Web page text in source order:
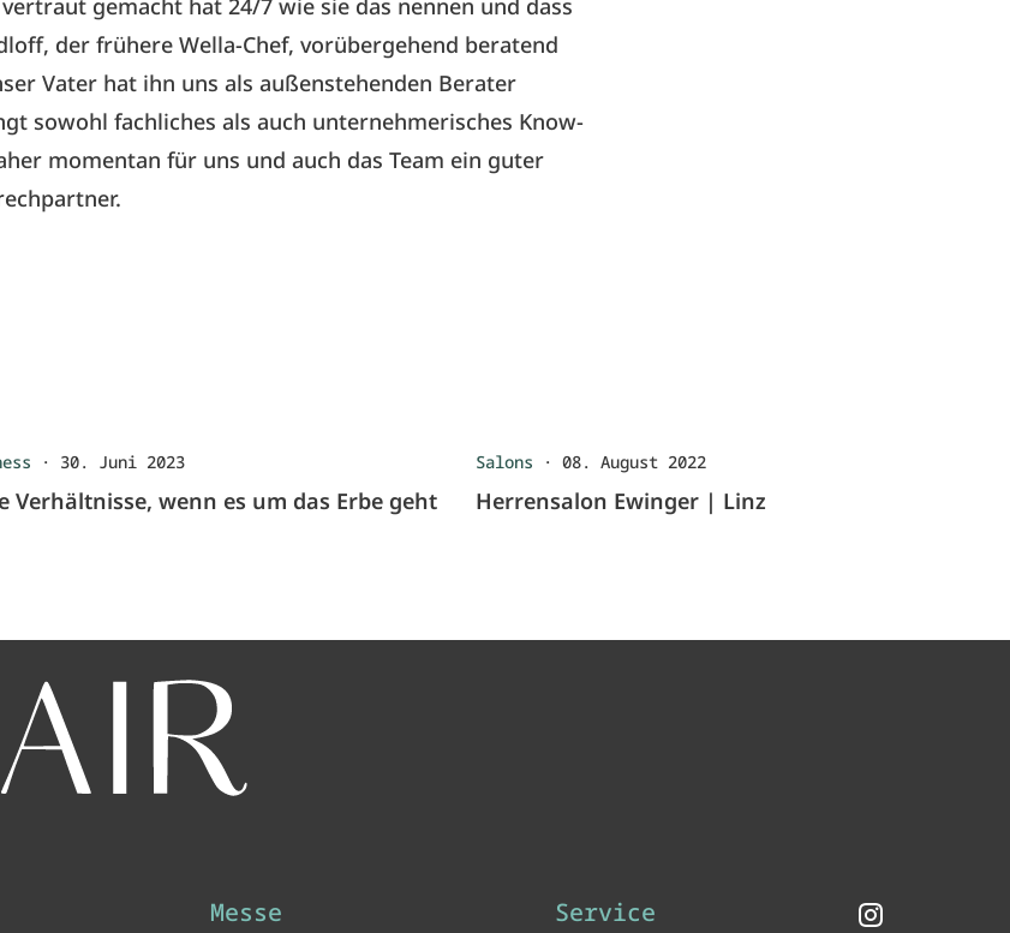
gemacht hat 24/7 wie sie das nennen und dass
der frühere Wella-Chef, vorübergehend beratend
Vater hat ihn uns als außenstehenden Berater
sowohl fachliches als auch unternehmerisches Know-
momentan für uns und auch das Team ein guter
· 30. Juni 2023
Verhältnisse, wenn es um das Erbe geht
Salons · 08. August 2022
Herrensalon Ewinger | Linz
Messe Service